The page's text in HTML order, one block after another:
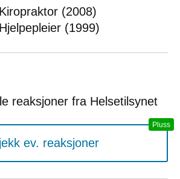
(2008)
(1999)
reaksjoner fra Helsetilsynet
ev. reaksjoner